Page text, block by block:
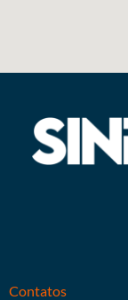
Contatos